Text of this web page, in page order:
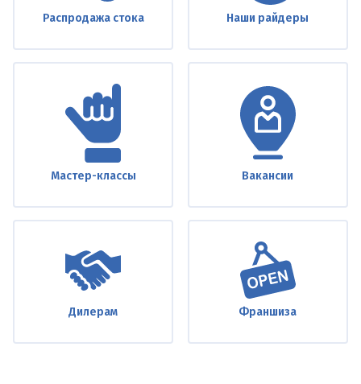
Распродажа стока Наши райдеры
Мастер-классы Вакансии
Дилерам Франшиза